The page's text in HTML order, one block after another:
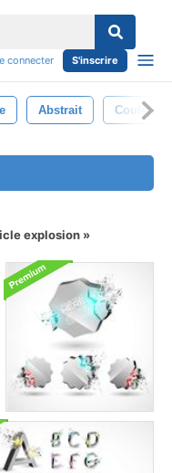
connecter S'inscrire
Abstrait Couleur
explosion